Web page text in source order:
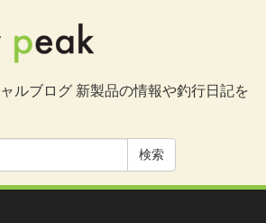
ルブログ 新製品の情報や釣行日記を